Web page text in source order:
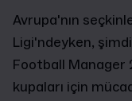
Avrupa'nın
Ligi'ndeyken,
Football Manager
kupaları için